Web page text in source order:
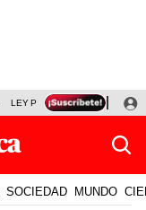
LEY PULPÍN PRECIO DEL
SOCIEDAD MUNDO